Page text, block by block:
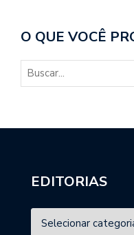
O QUE VOCÊ
EDITORIAS